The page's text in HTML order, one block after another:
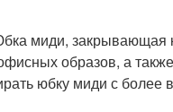
миди, закрывающая
образов, а
юбку миди с более